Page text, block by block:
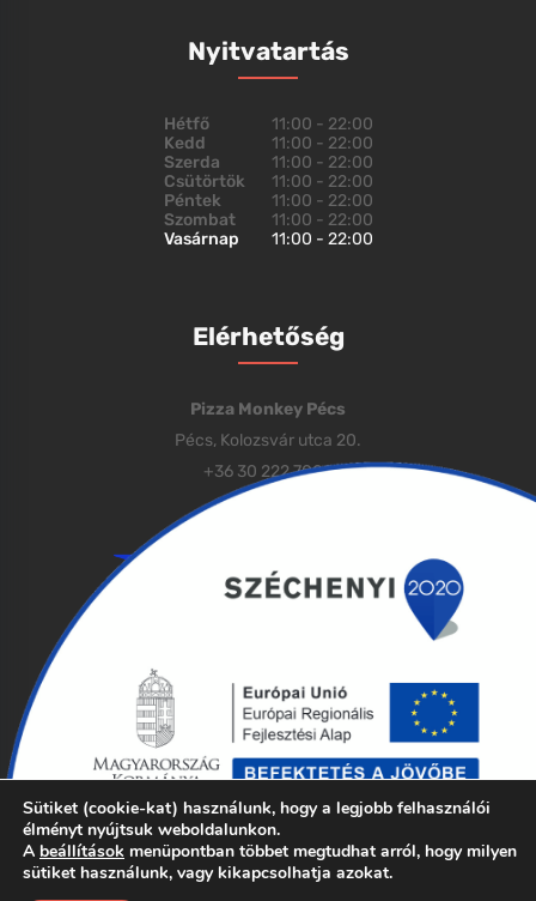
Nyitvatartás
Hétfő
11:00 - 22:00
Kedd
11:00 - 22:00
Szerda
11:00 - 22:00
Csütörtök
11:00 - 22:00
Péntek
11:00 - 22:00
Szombat
11:00 - 22:00
Vasárnap
11:00 - 22:00
Elérhetőség
Pizza Monkey Pécs
Pécs, Kolozsvár utca 20.
+36 30 222 7000
ImpresszumAdatvédelem ÁSZF
Sütiket (cookie-kat) használunk, hogy a legjobb felhasználói
élményt nyújtsuk weboldalunkon.
A beállítások menüpontban többet megtudhat arról, hogy milyen
sütiket használunk, vagy kikapcsolhatja azokat.